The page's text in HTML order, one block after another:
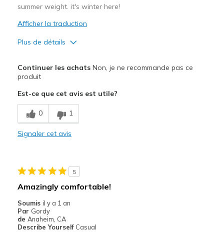
summer weight. it's winter here!
Afficher la traduction
Plus de détails
Attractive Design
Stylish
Le contre
Poor Quality
Casual Wear
Width
Feels true to width
Sizing
View On Shoes
Continuer les achatsNon, je ne recommande pas ce
produit
Est-ce que cet avis est utile?
0 1
Signaler cet avis
5
Amazingly comfortable!
Soumis il y a 1 an
Par Gordy
de Anaheim, CA
Describe Yourself Casual